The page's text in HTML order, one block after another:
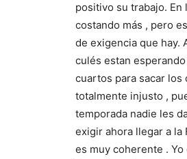
positivo su trabajo. En
costando más , pero
de exigencia que hay.
culés estan
cuartos para sacar los
totalmente injusto ,
temporada nadie les
exigir ahora llegar a la
es muy coherente .